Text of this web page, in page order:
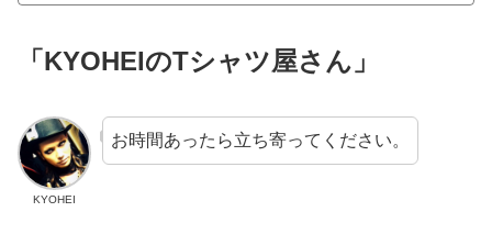
「KYOHEIのTシャツ屋さん」
KYOHEI
お時間あったら立ち寄ってください。